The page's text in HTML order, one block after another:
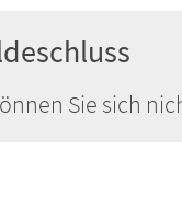
Sie sich